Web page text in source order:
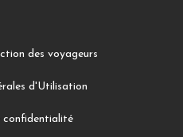
des voyageurs
d'Utilisation
confidentialité